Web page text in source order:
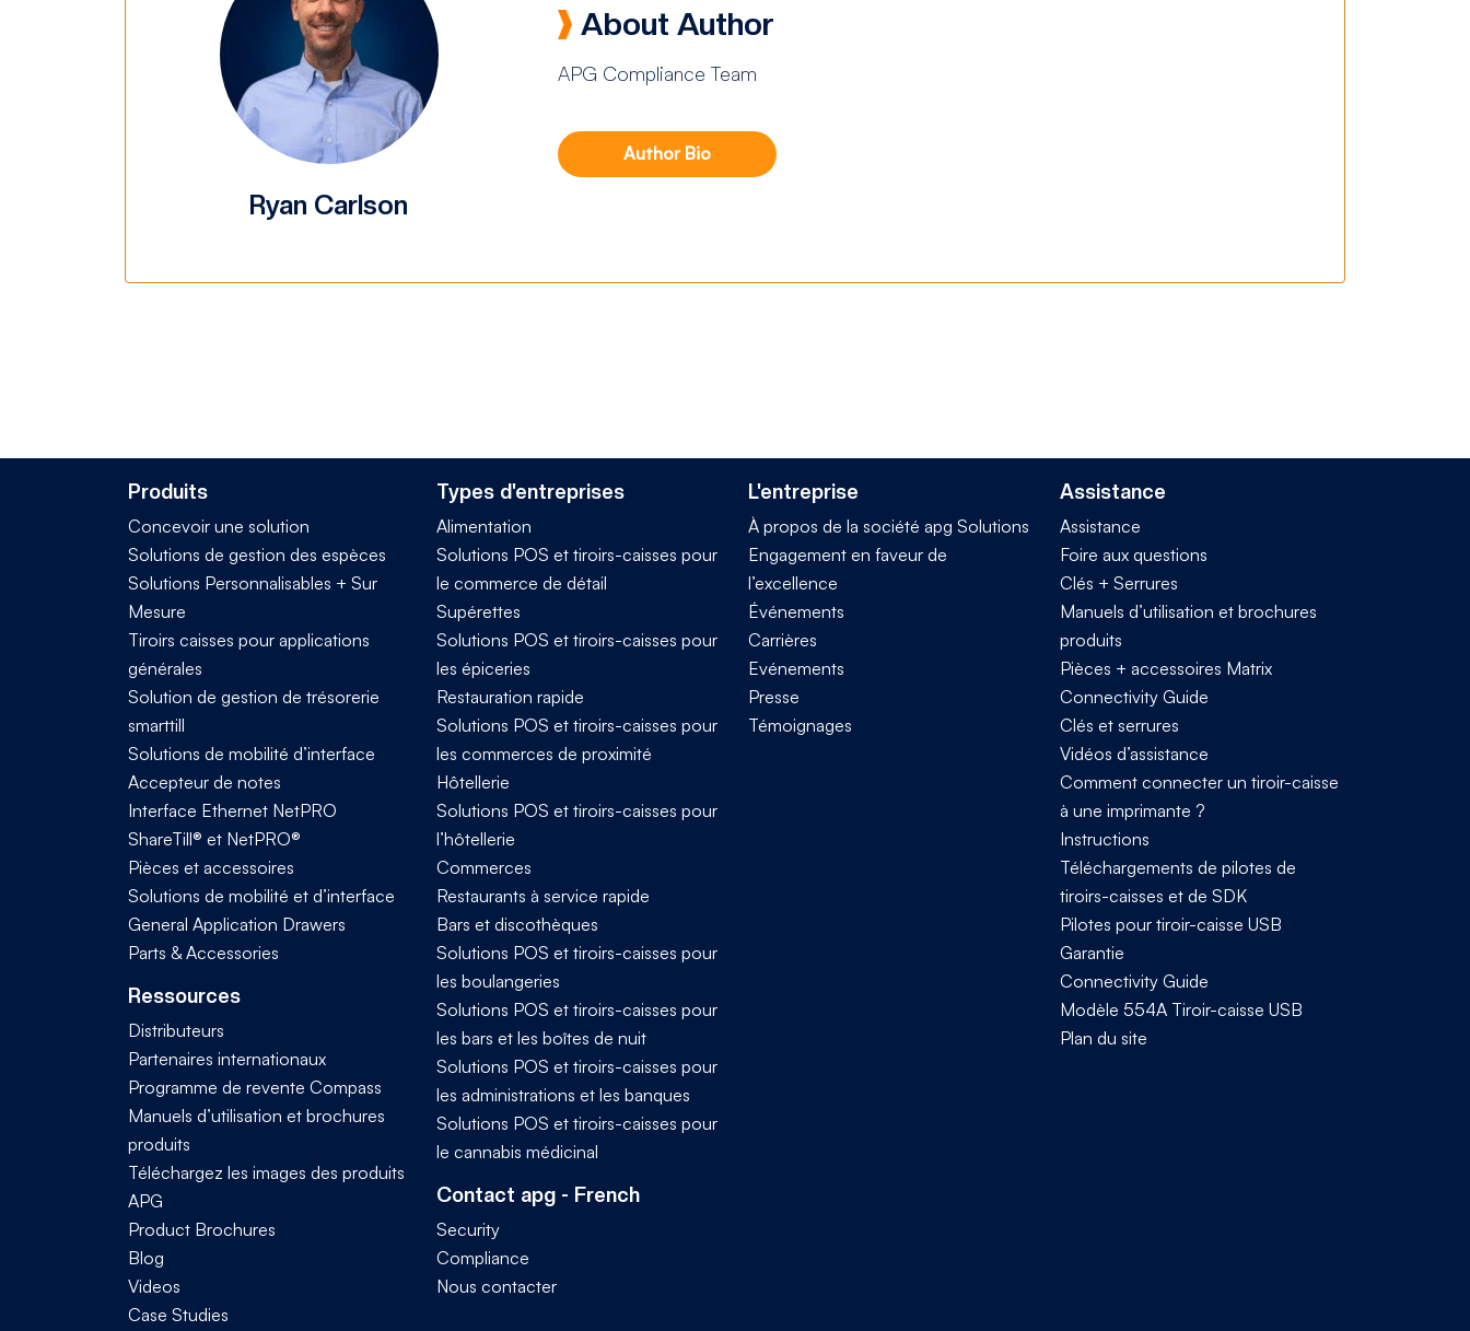
Ryan Carlson
About Author
APG Compliance Team
Author Bio
Produits
Concevoir une solution
Solutions de gestion des espèces
Solutions Personnalisables + Sur
Mesure
Tiroirs caisses pour applications
générales
Solution de gestion de trésorerie
smarttill
Solutions de mobilité d’interface
Accepteur de notes
Interface Ethernet NetPRO
ShareTill® et NetPRO®
Pièces et accessoires
Solutions de mobilité et d’interface
General Application Drawers
Parts & Accessories
Ressources
Distributeurs
Partenaires internationaux
Programme de revente Compass
Manuels d’utilisation et brochures
produits
Téléchargez les images des produits
APG
Product Brochures
Blog
Videos
Case Studies
Types d'entreprises
Alimentation
Solutions POS et tiroirs-caisses pour
le commerce de détail
Supérettes
Solutions POS et tiroirs-caisses pour
les épiceries
Restauration rapide
Solutions POS et tiroirs-caisses pour
les commerces de proximité
Hôtellerie
Solutions POS et tiroirs-caisses pour
l’hôtellerie
Commerces
Restaurants à service rapide
Bars et discothèques
Solutions POS et tiroirs-caisses pour
les boulangeries
Solutions POS et tiroirs-caisses pour
les bars et les boîtes de nuit
Solutions POS et tiroirs-caisses pour
les administrations et les banques
Solutions POS et tiroirs-caisses pour
le cannabis médicinal
Contact apg - French
Security
Compliance
Nous contacter
L'entreprise
À propos de la société apg Solutions
Engagement en faveur de
l’excellence
Événements
Carrières
Evénements
Presse
Témoignages
Assistance
Assistance
Foire aux questions
Clés + Serrures
Manuels d’utilisation et brochures
produits
Pièces + accessoires Matrix
Connectivity Guide
Clés et serrures
Vidéos d’assistance
Comment connecter un tiroir-caisse
à une imprimante ?
Instructions
Téléchargements de pilotes de
tiroirs-caisses et de SDK
Pilotes pour tiroir-caisse USB
Garantie
Connectivity Guide
Modèle 554A Tiroir-caisse USB
Plan du site